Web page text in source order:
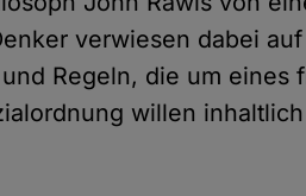
verwiesen dabei auf
Regeln, die um eines
willen